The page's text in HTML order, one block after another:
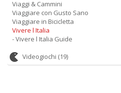
Viaggi & Cammini
Viaggiare con Gusto Sano
Viaggiare in Bicicletta
Vivere l Italia
- Vivere l Italia Guide
Videogiochi (19)